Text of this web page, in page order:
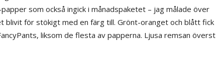
som också ingick i månadspaketet – jag målade över
för stökigt med en färg till. Grönt-oranget och blått fick
liksom de flesta av papperna. Ljusa remsan överst